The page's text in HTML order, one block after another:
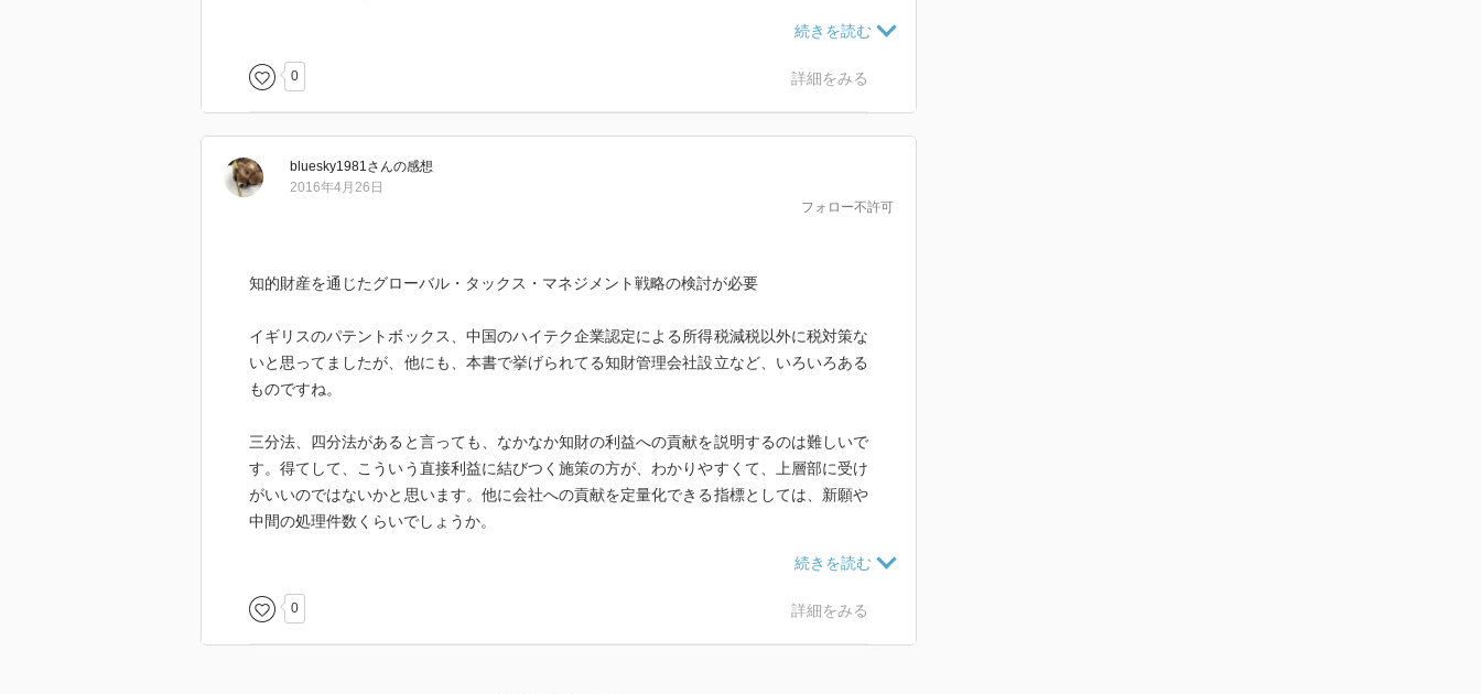
実感が沸かないレベル。
３年ぐらい経過したら再読したい。
0 詳細をみる
bluesky1981さんの感想
フォロー不許可
2016年4月26日
知的財産を通じたグローバル・タックス・マネジメント戦略の検討が必要
イギリスのパテントボックス、中国のハイテク企業認定による所得税減税以外に税対策な
いと思ってましたが、他にも、本書で挙げられてる知財管理会社設立など、いろいろある
ものですね。
三分法、四分法があると言っても、なかなか知財の利益への貢献を説明するのは難しいで
す。得てして、こういう直接利益に結びつく施策の方が、わかりやすくて、上層部に受け
がいいのではないかと思います。他に会社への貢献を定量化できる指標としては、新願や
中間の処理件数くらいでしょうか。
4月から新しい仕事を頂きました。今まで以上に何やったら良いかもわかりませんし、何
かしたからと言って、会社への貢献を定量的に示せるわけでもありません。手探りの1年
になりそうです。
0 詳細をみる